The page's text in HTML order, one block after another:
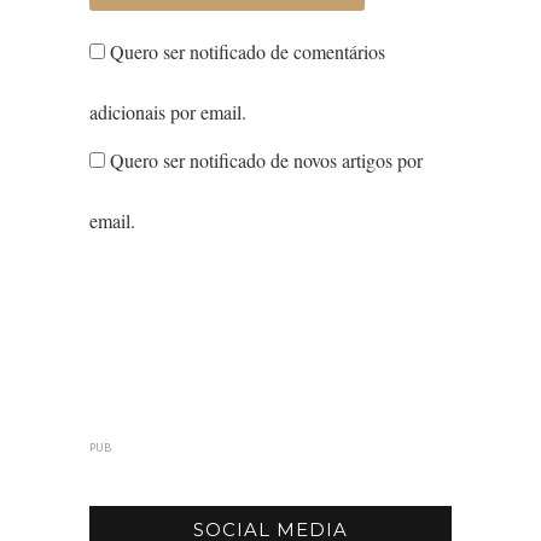
Quero ser notificado de comentários
adicionais por email.
Quero ser notificado de novos artigos por
email.
PUB
SOCIAL MEDIA